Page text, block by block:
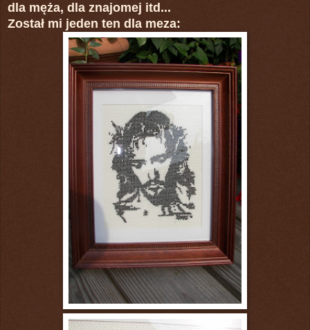
dla męża, dla znajomej itd...
Został mi jeden ten dla meza: